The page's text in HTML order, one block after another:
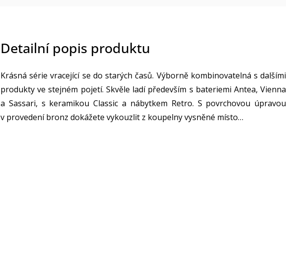
Detailní popis produktu
Krásná série vracející se do starých časů. Výborně kombinovatelná s dalšími
produkty ve stejném pojetí. Skvěle ladí především s bateriemi Antea, Vienna
a Sassari, s keramikou Classic a nábytkem Retro. S povrchovou úpravou
v provedení bronz dokážete vykouzlit z koupelny vysněné místo…